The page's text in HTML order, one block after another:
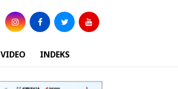
VIDEO INDEKS